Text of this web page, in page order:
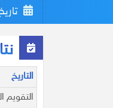
التاريخ
التقويم